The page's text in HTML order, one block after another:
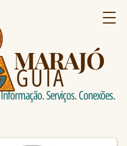
MARAJÓ
GUIA
Informação. Serviços. Conexões.